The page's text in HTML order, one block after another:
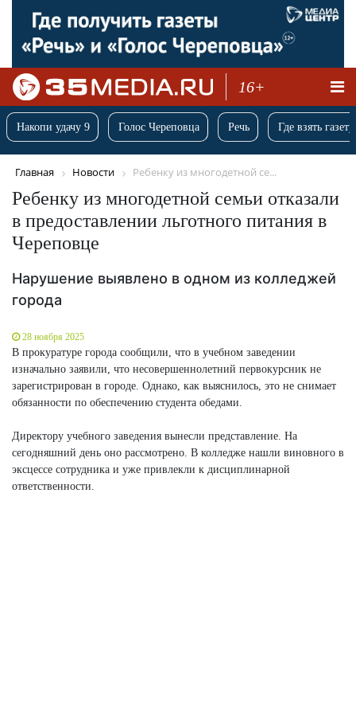
16+
Накопи удачу 9 Голос Череповца Речь Где взять
Главная Новости Ребенку из многодетной се...
Ребенку из многодетной семьи отказали
в предоставлении льготного питания в
Череповце
Нарушение выявлено в одном из колледжей
города
28 ноября 2025
В прокуратуре города сообщили, что в учебном заведении
изначально заявили, что несовершеннолетний первокурсник не
зарегистрирован в городе. Однако, как выяснилось, это не снимает
обязанности по обеспечению студента обедами.
Директору учебного заведения вынесли представление. На
сегодняшний день оно рассмотрено. В колледже нашли виновного в
эксцессе сотрудника и уже привлекли к дисциплинарной
ответственности.